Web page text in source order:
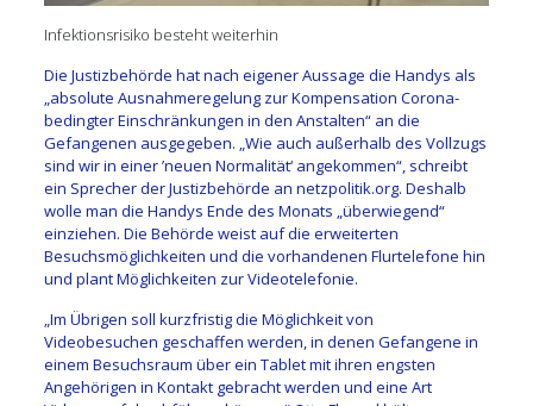
Infektionsrisiko besteht weiterhin
Die Justizbehörde hat nach eigener Aussage die Handys als
„absolute Ausnahmeregelung zur Kompensation Corona-
bedingter Einschränkungen in den Anstalten“ an die
Gefangenen ausgegeben. „Wie auch außerhalb des Vollzugs
sind wir in einer ’neuen Normalität‘ angekommen“, schreibt
ein Sprecher der Justizbehörde an netzpolitik.org. Deshalb
wolle man die Handys Ende des Monats „überwiegend“
einziehen. Die Behörde weist auf die erweiterten
Besuchsmöglichkeiten und die vorhandenen Flurtelefone hin
und plant Möglichkeiten zur Videotelefonie.
„Im Übrigen soll kurzfristig die Möglichkeit von
Videobesuchen geschaffen werden, in denen Gefangene in
einem Besuchsraum über ein Tablet mit ihren engsten
Angehörigen in Kontakt gebracht werden und eine Art